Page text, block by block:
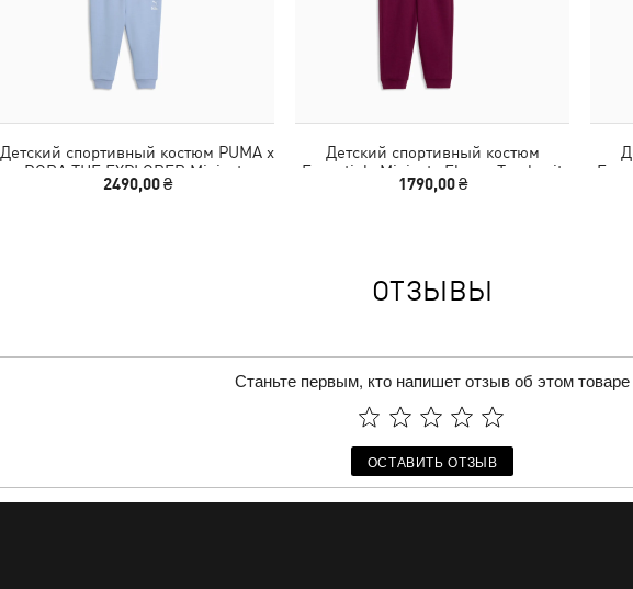
Детский спортивный костюм PUMA x
DORA THE EXPLORER Minicats
Tracksuit Toddlers
2490,00 ₴
Детский спортивный костюм
Essentials Minicats Fleece Tracksuit
Toddlers
1790,00 ₴
ОТЗЫВЫ
Станьте первым, кто напишет отзыв об этом товаре
ОСТАВИТЬ ОТЗЫВ